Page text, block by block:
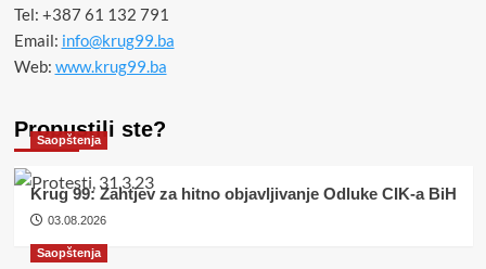
Tel: +387 61 132 791
Email: info@krug99.ba
Web: www.krug99.ba
Propustili ste?
Saopštenja
Krug 99: Zahtjev za hitno objavljivanje Odluke CIK-a BiH
03.08.2026
Saopštenja